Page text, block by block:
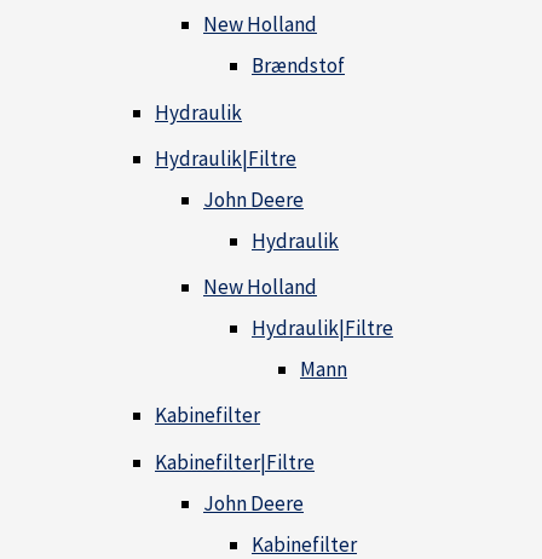
New Holland
Brændstof
Hydraulik
Hydraulik|Filtre
John Deere
Hydraulik
New Holland
Hydraulik|Filtre
Mann
Kabinefilter
Kabinefilter|Filtre
John Deere
Kabinefilter